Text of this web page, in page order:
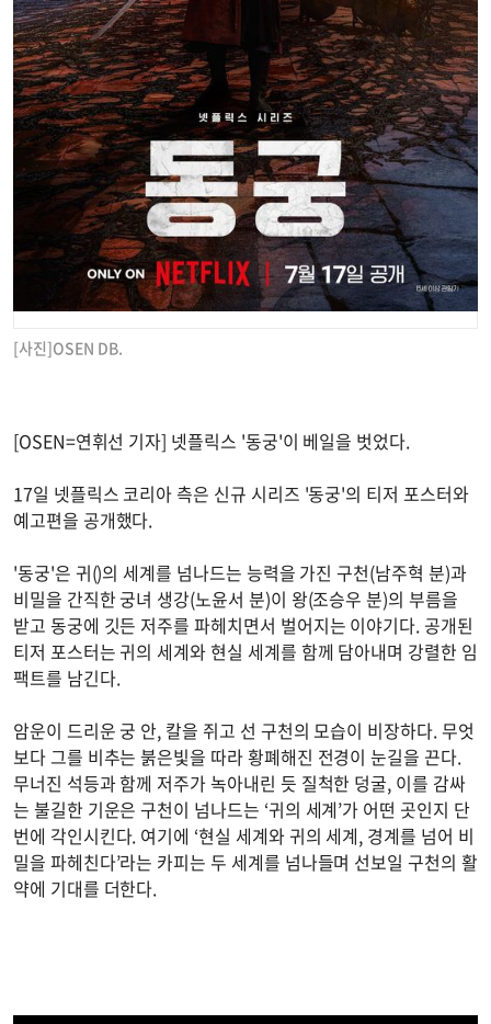
[사진]OSEN DB.
[OSEN=연휘선 기자] 넷플릭스 '동궁'이 베일을 벗었다.
17일 넷플릭스 코리아 측은 신규 시리즈 '동궁'의 티저 포스터와
예고편을 공개했다.
'동궁'은 귀()의 세계를 넘나드는 능력을 가진 구천(남주혁 분)과
비밀을 간직한 궁녀 생강(노윤서 분)이 왕(조승우 분)의 부름을
받고 동궁에 깃든 저주를 파헤치면서 벌어지는 이야기다. 공개된
티저 포스터는 귀의 세계와 현실 세계를 함께 담아내며 강렬한 임
팩트를 남긴다.
암운이 드리운 궁 안, 칼을 쥐고 선 구천의 모습이 비장하다. 무엇
보다 그를 비추는 붉은빛을 따라 황폐해진 전경이 눈길을 끈다.
무너진 석등과 함께 저주가 녹아내린 듯 질척한 덩굴, 이를 감싸
는 불길한 기운은 구천이 넘나드는 ‘귀의 세계’가 어떤 곳인지 단
번에 각인시킨다. 여기에 ‘현실 세계와 귀의 세계, 경계를 넘어 비
밀을 파헤친다’라는 카피는 두 세계를 넘나들며 선보일 구천의 활
약에 기대를 더한다.